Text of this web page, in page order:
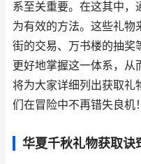
系至关重要。在这其中，
为有效的方法。这些礼物
街的交易、万书楼的抽奖
更好地掌握这一体系，从
将为大家详细列出获取礼
们在冒险中不再错失良机！
华夏千秋礼物获取诀